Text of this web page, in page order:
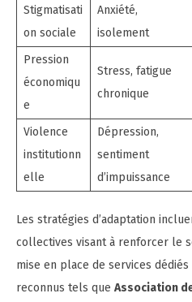
Stigmatisati
on sociale
Anxiété,
isolement
Pression
économiqu
e
Stress, fatigue
chronique
Violence
institutionn
elle
Dépression,
sentiment
d’impuissance
Les stratégies d’adaptation
collectives visant à renforcer le
mise en place de services
reconnus tels que Association